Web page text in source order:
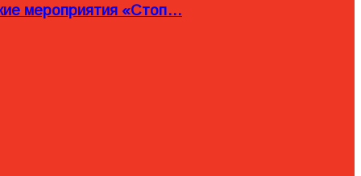
мероприятия «Стоп…